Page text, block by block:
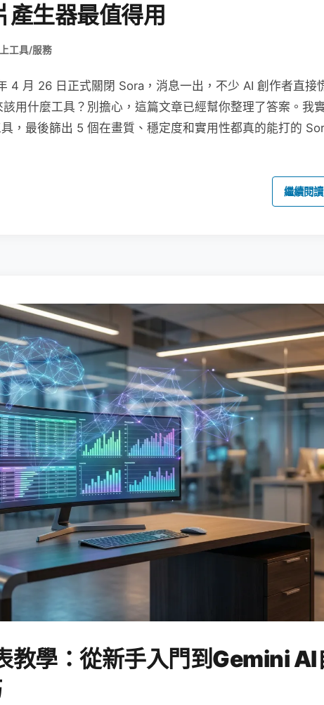
產生器最值得用
工具/服務
4 月 26 日正式關閉 Sora，消息一出，不少 AI 創作者直接
用什麼工具？別擔心，這篇文章已經幫你整理了答案。我
，最後篩出 5 個在畫質、穩定度和實用性都真的能打的
繼續閱讀
教學：從新手入門到Gemini AI